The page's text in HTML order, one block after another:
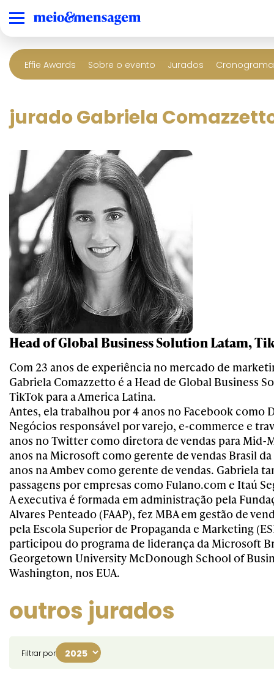
Effie Awards Sobre o evento Jurados
jurado Gabriela
Head of Global Business Solution Latam,
Com 23 anos de experiência no mercado de
Gabriela Comazzetto é a Head de Global Business
TikTok para a America Latina.
Antes, ela trabalhou por 4 anos no Facebook como
Negócios responsável por varejo, e-commerce e
anos no Twitter como diretora de vendas para Mid-
anos na Microsoft como gerente de vendas Brasil
anos na Ambev como gerente de vendas. Gabriela
passagens por empresas como Fulano.com e Itaú
A executiva é formada em administração pela
Alvares Penteado (FAAP), fez MBA em gestão de
pela Escola Superior de Propaganda e Marketing
participou do programa de liderança da Microsoft
Georgetown University McDonough School of
Washington, nos EUA.
outros jurados
Filtrar por